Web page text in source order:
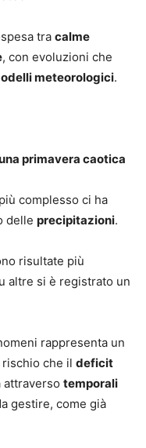
tra calme
, con evoluzioni che
meteorologici.
primavera caotica
complesso ci ha
delle precipitazioni.
risultate più
altre si è registrato un
rappresenta un
rischio che il deficit
attraverso temporali
gestire, come già